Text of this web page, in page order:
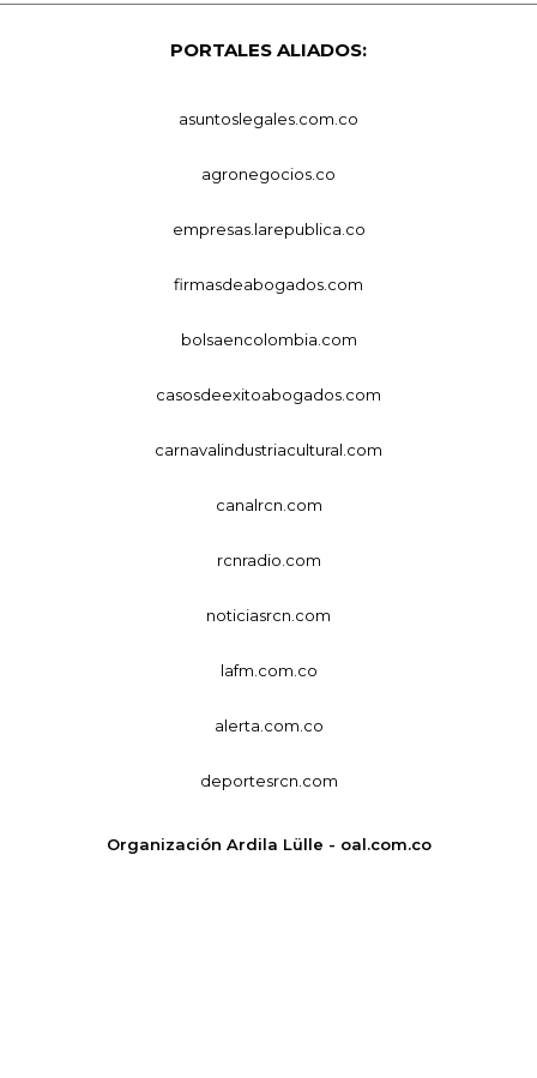
PORTALES ALIADOS:
asuntoslegales.com.co
agronegocios.co
empresas.larepublica.co
firmasdeabogados.com
bolsaencolombia.com
casosdeexitoabogados.com
carnavalindustriacultural.com
canalrcn.com
rcnradio.com
noticiasrcn.com
lafm.com.co
alerta.com.co
deportesrcn.com
Organización Ardila Lülle - oal.com.co